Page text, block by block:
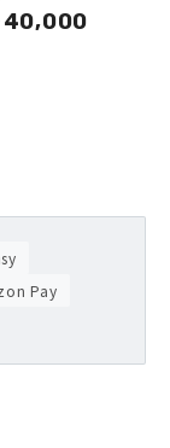
40,000
Pay